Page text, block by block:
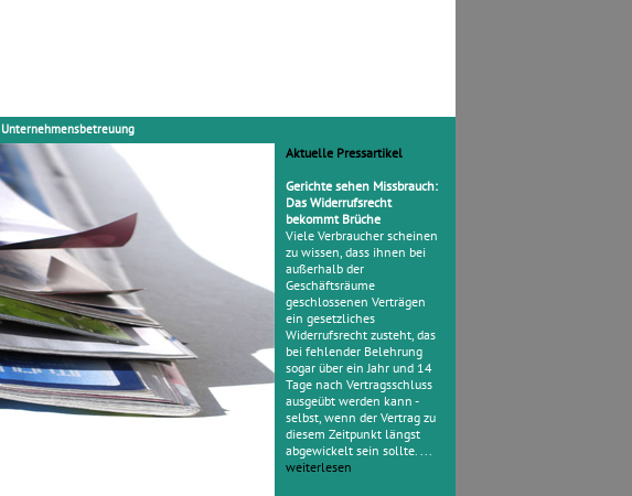
Unternehmensbetreuung
Aktuelle Pressartikel
Gerichte sehen Missbrauch:
Das Widerrufsrecht
bekommt Brüche
Viele Verbraucher scheinen
zu wissen, dass ihnen bei
außerhalb der
Geschäftsräume
geschlossenen Verträgen
ein gesetzliches
Widerrufsrecht zusteht, das
bei fehlender Belehrung
sogar über ein Jahr und 14
Tage nach Vertragsschluss
ausgeübt werden kann -
selbst, wenn der Vertrag zu
diesem Zeitpunkt längst
abgewickelt sein sollte. ...
weiterlesen